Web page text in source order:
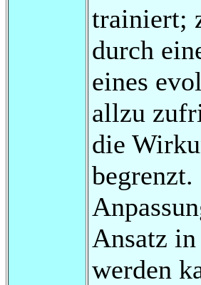
trainiert;
durch
eines
allzu
die
Ansatz
werden